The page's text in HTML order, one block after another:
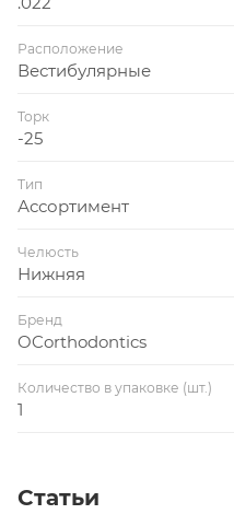
Расположение
Вестибулярные
Торк
-25
Тип
Ассортимент
Челюсть
Нижняя
Бренд
OCorthodontics
Количество в упаковке (шт.)
1
Статьи